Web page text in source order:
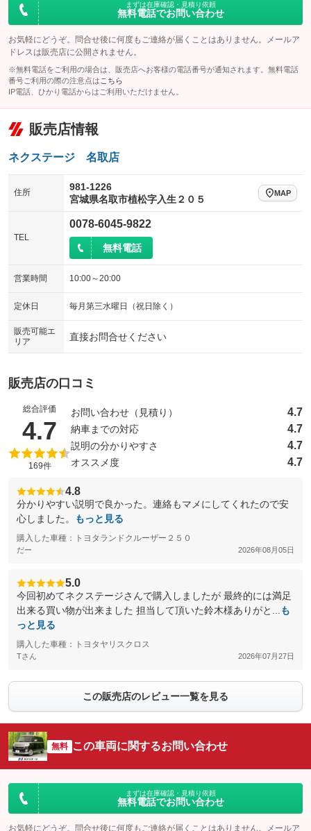
まずは在庫確認・見積り依頼
無料電話でお問い合わせ
お気軽にどうぞ。問合せ後に何度もご連絡が届くことはありません。メールア
ドレスは販売店に公開されません。
※無料電話をご利用の場合は、販売店へお客様の電話番号が通知されます。無料電話
番号ご利用の際の注意点は こちら
IP電話、ひかり電話からはご利用いただけません。
販売店情報
ネクステージ 名取店
住所
981-1226
宮城県名取市植松字入生２０５
MAP
TEL
0078-6045-9822
無料電話
営業時間 10:00～20:00
定休日 毎月第三水曜日（祝日除く）
販売可能エ
リア
直接お問合せください
販売店の口コミ
総合評価
4.7 （5点満点中）
169件
お問い合わせ（見積り） 4.7
納車までの対応 4.7
説明の分かりやすさ 4.7
オススメ度 4.7
4.8
分かりやすい説明で良かった。連絡もマメにしてくれたので安
心しました。
もっと見る
購入した車種：トヨタランドクルーザー２５０
だー 2026年08月05日
5.0
今回初めてネクステージさんで購入しましたが 最終的には満足
出来る買い物が出来ました 担当して頂いた鈴木様ありがと...
も
っと見る
購入した車種：トヨタヤリスクロス
Tさん 2026年07月27日
この販売店のレビュー一覧を見る
無料 この車両に関するお問い合わせ
まずは在庫確認・見積り依頼
無料電話でお問い合わせ
お気軽にどうぞ。問合せ後に何度もご連絡が届くことはありません。メールア